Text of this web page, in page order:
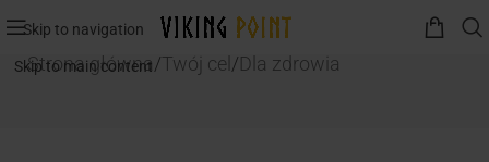
Skip to navigation
Skip to main content
Strona główna/Twój cel /Dla zdrowia